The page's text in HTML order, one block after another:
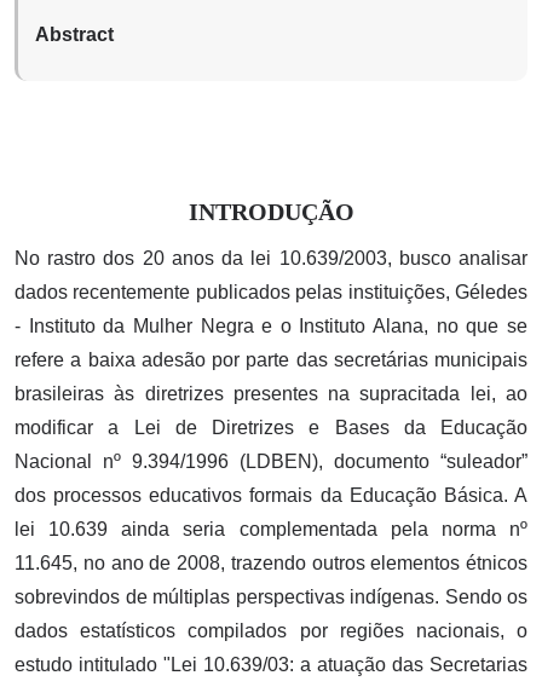
Abstract
INTRODUÇÃO
No rastro dos 20 anos da lei 10.639/2003, busco analisar
dados recentemente publicados pelas instituições, Géledes
- Instituto da Mulher Negra e o Instituto Alana, no que se
refere a baixa adesão por parte das secretárias municipais
brasileiras às diretrizes presentes na supracitada lei, ao
modificar a Lei de Diretrizes e Bases da Educação
Nacional nº 9.394/1996 (LDBEN), documento “suleador”
dos processos educativos formais da Educação Básica. A
lei 10.639 ainda seria complementada pela norma nº
11.645, no ano de 2008, trazendo outros elementos étnicos
sobrevindos de múltiplas perspectivas indígenas. Sendo os
dados estatísticos compilados por regiões nacionais, o
estudo intitulado "Lei 10.639/03: a atuação das Secretarias